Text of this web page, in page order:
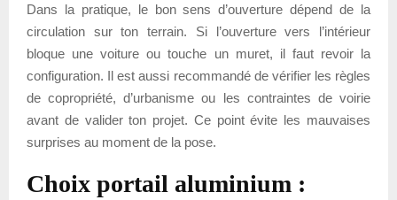
Dans la pratique, le bon sens d’ouverture dépend de la
circulation sur ton terrain. Si l’ouverture vers l’intérieur
bloque une voiture ou touche un muret, il faut revoir la
configuration. Il est aussi recommandé de vérifier les règles
de copropriété, d’urbanisme ou les contraintes de voirie
avant de valider ton projet. Ce point évite les mauvaises
surprises au moment de la pose.
Choix portail aluminium :